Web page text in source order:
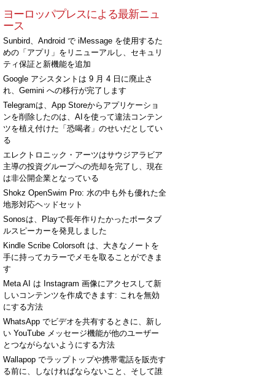
ヨーロッパプレスによる最新ニュ
ース
Sunbird、Android で iMessage を使用するた
めの「アプリ」をリニューアルし、セキュリ
ティ保証と新機能を追加
Google アシスタントは 9 月 4 日に廃止さ
れ、Gemini への移行が完了します
Telegramは、App Storeからアプリケーショ
ンを削除したのは、AIを使って違法コンテン
ツを植え付けた「恐喝者」のせいだとしてい
る
エレクトロニック・アーツはサウジアラビア
主導の投資グループへの売却を完了し、現在
は非公開企業となっている
Shokz OpenSwim Pro: 水の中も外も優れた全
地形対応ヘッドセット
Sonosは、Playで長年作りたかったポータブ
ルスピーカーを発見しました
Kindle Scribe Colorsoft は、大きなノートを
手に持ってカラーでメモを取ることができま
す
Meta AI は Instagram 画像にアクセスして新
しいコンテンツを作成できます: これを無効
にする方法
WhatsApp でビデオを共有するときに、新し
い YouTube メッセージ機能が他のユーザー
とつながらないようにする方法
Wallapop でラップトップや携帯電話を販売す
る前に、しなければならないこと、そして誰